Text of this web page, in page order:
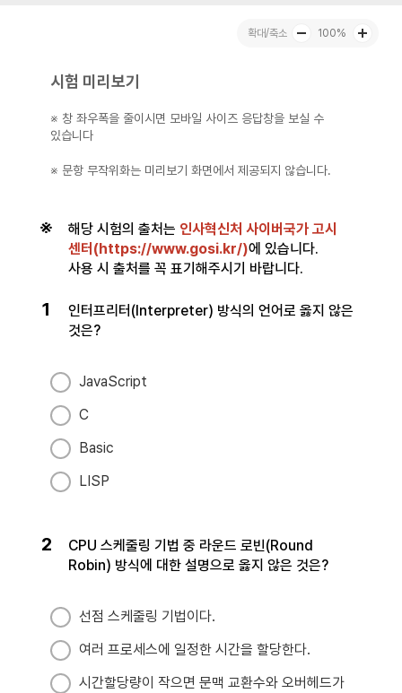
100%
시험 미리보기
※ 창 좌우폭을 줄이시면 모바일 사이즈 응답창을 보실 수
있습니다
※ 문항 무작위화는 미리보기 화면에서 제공되지 않습니다.
※ 해당 시험의 출처는 인사혁신처 사이버국가 고시
센터(https://www.gosi.kr/)에 있습니다.
사용 시 출처를 꼭 표기해주시기 바랍니다.
1
인터프리터(Interpreter) 방식의 언어로 옳지 않은
것은?
JavaScript
C
Basic
LISP
2
CPU 스케줄링 기법 중 라운드 로빈(Round
Robin) 방식에 대한 설명으로 옳지 않은 것은?
선점 스케줄링 기법이다.
여러 프로세스에 일정한 시간을 할당한다.
시간할당량이 작으면 문맥 교환수와 오버헤드가